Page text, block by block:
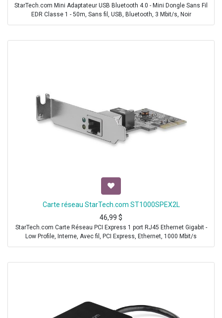
StarTech.com Mini Adaptateur USB Bluetooth 4.0 - Mini Dongle Sans Fil
EDR Classe 1 - 50m, Sans fil, USB, Bluetooth, 3 Mbit/s, Noir
Carte réseau StarTech.com ST1000SPEX2L
46,99 $
StarTech.com Carte Réseau PCI Express 1 port RJ45 Ethernet Gigabit -
Low Profile, Interne, Avec fil, PCI Express, Ethernet, 1000 Mbit/s